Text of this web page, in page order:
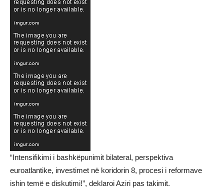
“Intensifikimi i bashkëpunimit bilateral, perspektiva
euroatlantike, investimet në koridorin 8, procesi i reformave
ishin temë e diskutimi!”, deklaroi Aziri pas takimit.